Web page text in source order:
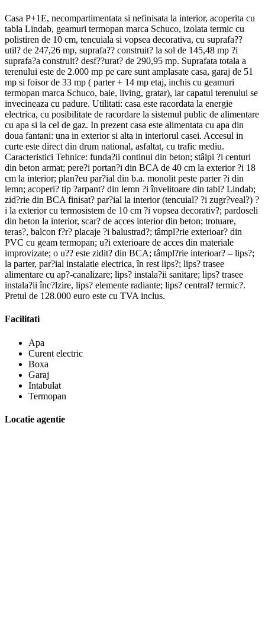
Casa P+1E, necompartimentata si nefinisata la interior, acoperita cu
tabla Lindab, geamuri termopan marca Schuco, izolata termic cu
polistiren de 10 cm, tencuiala si vopsea decorativa, cu suprafa??
util? de 247,26 mp, suprafa?? construit? la sol de 145,48 mp ?i
suprafa?a construit? desf??urat? de 290,95 mp. Suprafata totala a
terenului este de 2.000 mp pe care sunt amplasate casa, garaj de 51
mp si foisor de 33 mp ( parter + 14 mp etaj, inchis cu geamuri
termopan marca Schuco, baie, living, gratar), iar capatul terenului se
invecineaza cu padure. Utilitati: casa este racordata la energie
electrica, cu posibilitate de racordare la sistemul public de alimentare
cu apa si la cel de gaz. In prezent casa este alimentata cu apa din
doua fantani: una in exterior si alta in interiorul casei. Accesul in
curte este direct din drum national, asfaltat, cu trafic mediu.
Caracteristici Tehnice: funda?ii continui din beton; stâlpi ?i centuri
din beton armat; pere?i portan?i din BCA de 40 cm la exterior ?i 18
cm la interior; plan?eu par?ial din b.a. monolit peste parter ?i din
lemn; acoperi? tip ?arpant? din lemn ?i învelitoare din tabl? Lindab;
zid?rie din BCA finisat? par?ial la interior (tencuial? ?i zugr?veal?) ?
i la exterior cu termosistem de 10 cm ?i vopsea decorativ?; pardoseli
din beton la interior, scar? de acces interior din beton; trotuare,
teras?, balcon f?r? placaje ?i balustrad?; tâmpl?rie exterioar? din
PVC cu geam termopan; u?i exterioare de acces din materiale
improvizate; o u?? este zidit? din BCA; tâmpl?rie interioar? – lips?;
la parter, par?ial instalatie electrica, în rest lips?; lips? trasee
alimentare cu ap?-canalizare; lips? instala?ii sanitare; lips? trasee
instala?ii înc?lzire, lips? elemente radiante; lips? central? termic?.
Pretul de 128.000 euro este cu TVA inclus.
Facilitati
Apa
Curent electric
Boxa
Garaj
Intabulat
Termopan
Locatie agentie